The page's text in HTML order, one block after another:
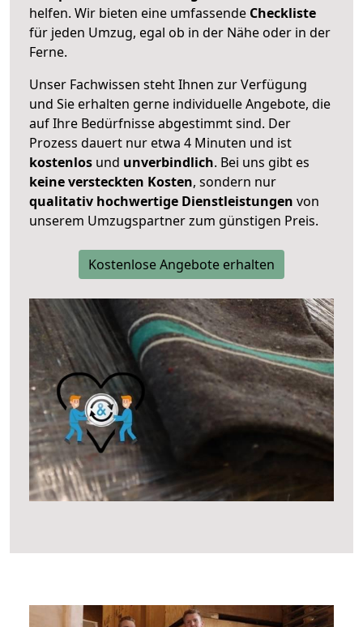
helfen. Wir bieten eine umfassende Checkliste
für jeden Umzug, egal ob in der Nähe oder in der
Ferne.
Unser Fachwissen steht Ihnen zur Verfügung
und Sie erhalten gerne individuelle Angebote, die
auf Ihre Bedürfnisse abgestimmt sind. Der
Prozess dauert nur etwa 4 Minuten und ist
kostenlos und unverbindlich. Bei uns gibt es
keine versteckten Kosten, sondern nur
qualitativ hochwertige Dienstleistungen von
unserem Umzugspartner zum günstigen Preis.
Kostenlose Angebote erhalten